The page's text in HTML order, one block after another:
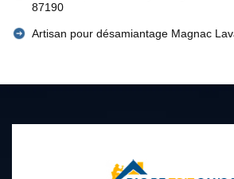
87190
Artisan pour désamiantage Magnac